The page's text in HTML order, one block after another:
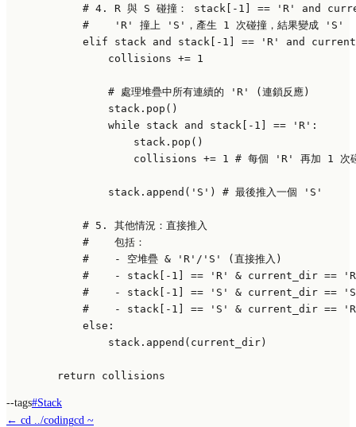
# 4. R 與 S 碰撞： stack[-1] == 'R' and
#    'R' 撞上 'S'，產生 1 次碰撞，結果變成 'S'
elif stack and stack[- 1 ] == 'R' and
                collisions +=
1
# 處理堆疊中所有連續的 'R' (連鎖反應)
                stack.pop()
while stack and stack[- 1 ] == 'R' :
                    stack.pop()
                    collisions +=
1 # 每個 'R' 再加 1 次
                stack.append(
'S' ) # 最後推入一個 'S'
# 5. 其他情況：直接推入
#    包括：
#    - 空堆疊 & 'R'/'S' (直接推入)
#    - stack[-1] == 'R' & current_dir == 'R'
#    - stack[-1] == 'S' & current_dir ==
#    - stack[-1] == 'S' & current_dir == 'R'
else :
                stack.append(current_dir)
return
--tags#Stack
← cd ../codingcd ~